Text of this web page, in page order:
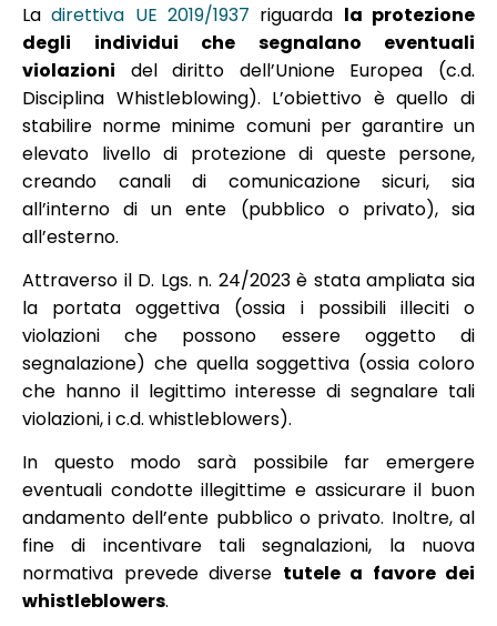
Ladirettiva UE 2019/1937 riguarda la protezione
degli individui che segnalano eventuali
violazioni del diritto dell’Unione Europea (c.d.
Disciplina Whistleblowing). L’obiettivo è quello di
stabilire norme minime comuni per garantire un
elevato livello di protezione di queste persone,
creando canali di comunicazione sicuri, sia
all’interno di un ente (pubblico o privato), sia
all’esterno.
Attraverso il D. Lgs. n. 24/2023 è stata ampliata sia
la portata oggettiva (ossia i possibili illeciti o
violazioni che possono essere oggetto di
segnalazione) che quella soggettiva (ossia coloro
che hanno il legittimo interesse di segnalare tali
violazioni, i c.d. whistleblowers).
In questo modo sarà possibile far emergere
eventuali condotte illegittime e assicurare il buon
andamento dell’ente pubblico o privato. Inoltre, al
fine di incentivare tali segnalazioni, la nuova
normativa prevede diverse tutele a favore dei
whistleblowers.